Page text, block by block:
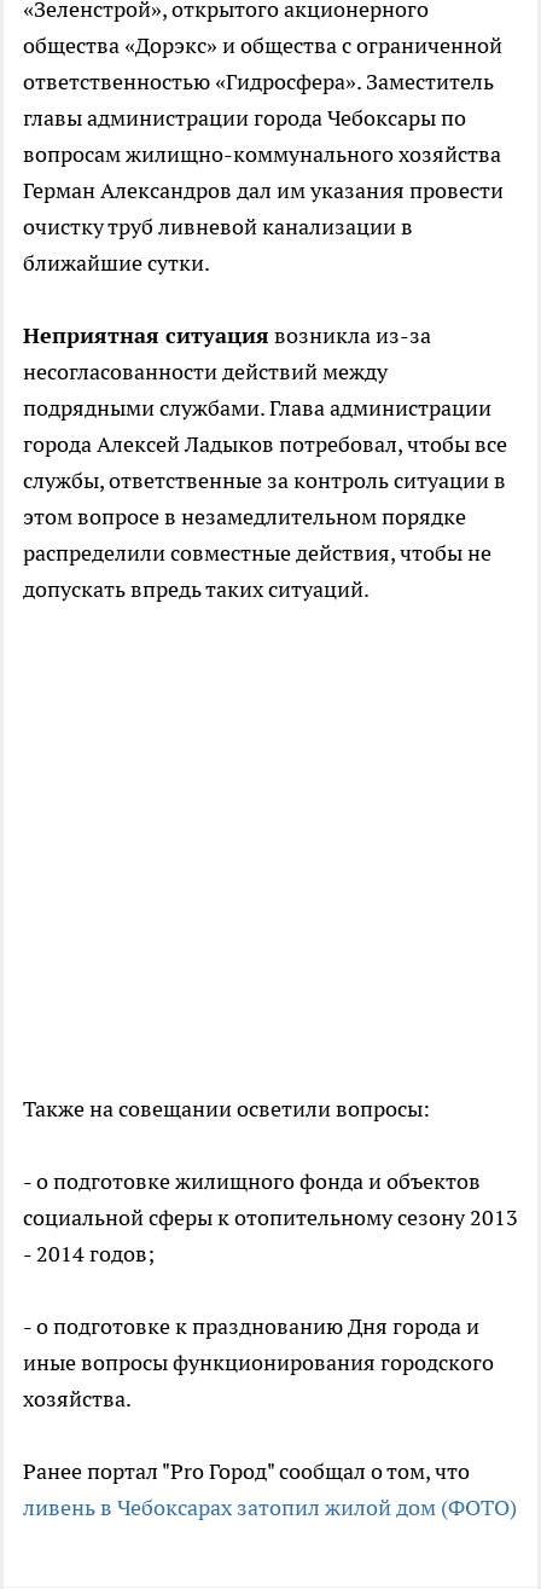
«Зеленстрой», открытого акционерного
общества «Дорэкс» и общества с ограниченной
ответственностью «Гидросфера». Заместитель
главы администрации города Чебоксары по
вопросам жилищно-коммунального хозяйства
Герман Александров дал им указания провести
очистку труб ливневой канализации в
ближайшие сутки.
Неприятная ситуация возникла из-за
несогласованности действий между
подрядными службами. Глава администрации
города Алексей Ладыков потребовал, чтобы все
службы, ответственные за контроль ситуации в
этом вопросе в незамедлительном порядке
распределили совместные действия, чтобы не
допускать впредь таких ситуаций.
Также на совещании осветили вопросы:
- о подготовке жилищного фонда и объектов
социальной сферы к отопительному сезону 2013
- 2014 годов;
- о подготовке к празднованию Дня города и
иные вопросы функционирования городского
хозяйства.
Ранее портал "Pro Город" сообщал о том, что
ливень в Чебоксарах затопил жилой дом (ФОТО)